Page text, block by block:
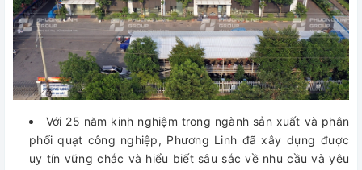
Với 25 năm kinh nghiệm trong ngành sản xuất và phân
phối quạt công nghiệp, Phương Linh đã xây dựng được
uy tín vững chắc và hiểu biết sâu sắc về nhu cầu và yêu